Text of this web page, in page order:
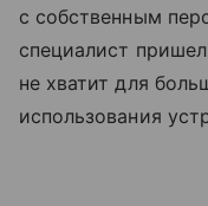
с собственным
специалист
не хватит для
использования